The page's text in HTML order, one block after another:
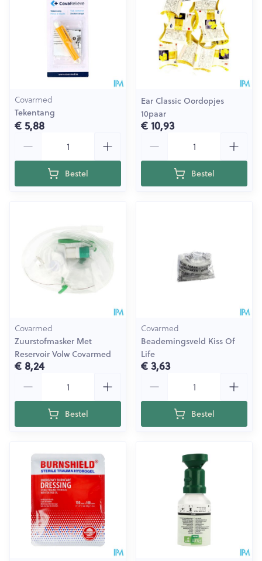
Covarmed
Tekentang
€ 5,88
Bestel
Ear Classic Oordopjes
10paar
€ 10,93
Bestel
Covarmed
Zuurstofmasker Met
Reservoir Volw Covarmed
€ 8,24
Bestel
Covarmed
Beademingsveld Kiss Of
Life
€ 3,63
Bestel